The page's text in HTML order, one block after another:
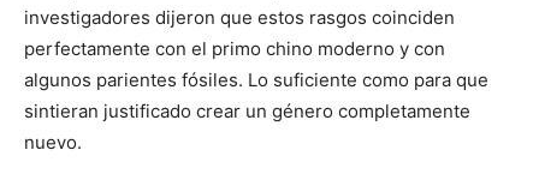
investigadores dijeron que estos rasgos coinciden
perfectamente con el primo chino moderno y con
algunos parientes fósiles. Lo suficiente como para que
sintieran justificado crear un género completamente
nuevo.